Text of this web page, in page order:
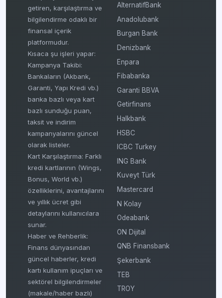
getiren, karşılaştırma ve
bilgilendirme odaklı bir
finansal içerik
platformudur.
Kısaca şu işleri yapar:
Kampanya Takibi:
Bankaların (Akbank,
Garanti, Yapı Kredi vb.)
banka bazlı veya kart
bazlı sunduğu puan,
taksit ve indirim
kampanyalarını güncel
olarak listeler.
Kart Karşılaştırma: Farklı
kredi kartlarının (Wings,
Bonus, World vb.)
özelliklerini, avantajlarını
ve yıllık ücret gibi
detaylarını kullanıcılara
sunar.
Haber ve Rehberlik:
Finans dünyasından
güncel haberler, kredi
kartı kullanım ipuçları ve
sektörel bilgilendirmeler
(makale/haber bazlı)
AlternatifBank
Anadolubank
Burgan Bank
Denizbank
Enpara
Fibabanka
Garanti BBVA
Getirfinans
Halkbank
HSBC
ICBC Turkey
ING Bank
Kuveyt Türk
Mastercard
N Kolay
Odeabank
ON Dijital
QNB Finansbank
Şekerbank
TEB
TROY